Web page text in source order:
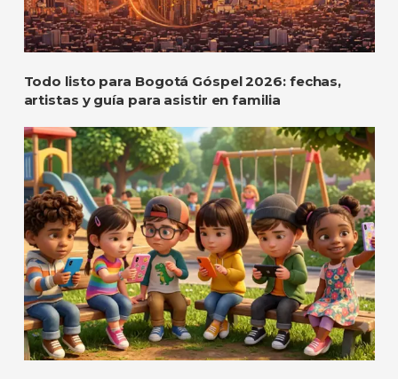
Todo listo para Bogotá Góspel 2026: fechas,
artistas y guía para asistir en familia